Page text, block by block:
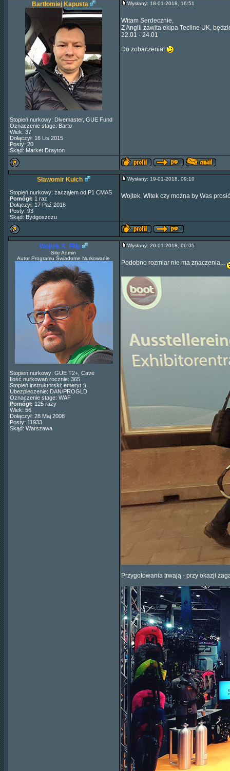
Bartłomiej Kapusta
Stopień nurkowy: Divemaster, GUE Fund
Oznaczenie stage: Barto
Wiek: 37
Dołączył: 16 Lis 2015
Posty: 20
Skąd: Market Drayton
Wysłany: 18-01-2018, 16:51
Witam Serdecznie,
Z Anglii zawita ekipa Tecline UK,
22.01 - 24.01
Do zobaczenia!
Sławomir Kuich
Stopień nurkowy: zacząłem od P1 CMAS
Pomógł: 1 raz
Dołączył: 17 Paź 2016
Posty: 93
Skąd: Bydgoszczu
Wysłany: 19-01-2018, 09:10
Wojtek, Witek czy można by Was
Wojtek A. Filip
Site Admin
Autor Programu Świadome Nurkowanie
Stopień nurkowy: GUE T2+, Cave
Ilość nurkowań rocznie: 365
Stopień instruktorski: emeryt :)
Ubezpieczenie: DAN/PROGLD
Oznaczenie stage: WAF
Pomógł: 125 razy
Wiek: 56
Dołączył: 28 Maj 2008
Posty: 11933
Skąd: Warszawa
Wysłany: 20-01-2018, 00:05
Podobno rozmiar nie ma znaczenia...
Przygotowania trwają - przy okazji